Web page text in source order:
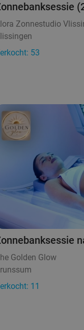
Zonnestudio
53
Golden Glow
11